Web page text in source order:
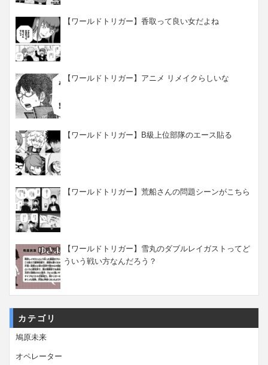
【ワールドトリガー】香取って良い女だよね
【ワールドトリガー】アニメ リメイクらしいな
【ワールドトリガー】B級上位部隊のエース貼る
【ワールドトリガー】荒船さんの問題シーンがこちら
【ワールドトリガー】雪丸のダブルレイガストってど
ういう戦い方なんだろう？
カテゴリ
鳩原未来
オペレーター